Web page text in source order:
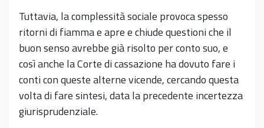
Tuttavia, la complessità sociale provoca spesso
ritorni di fiamma e apre e chiude questioni che il
buon senso avrebbe già risolto per conto suo, e
così anche la Corte di cassazione ha dovuto fare i
conti con queste alterne vicende, cercando questa
volta di fare sintesi, data la precedente incertezza
giurisprudenziale.